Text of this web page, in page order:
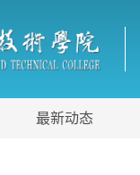
最新动态